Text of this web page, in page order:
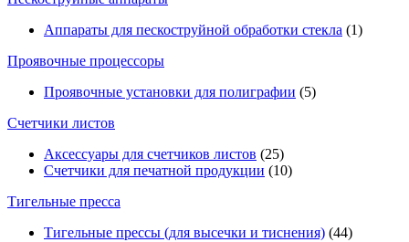
Аппараты для пескоструйной обработки стекла (1)
Проявочные процессоры
Проявочные установки для полиграфии (5)
Счетчики листов
Аксессуары для счетчиков листов (25)
Счетчики для печатной продукции (10)
Тигельные пресса
Тигельные прессы (для высечки и тиснения) (44)